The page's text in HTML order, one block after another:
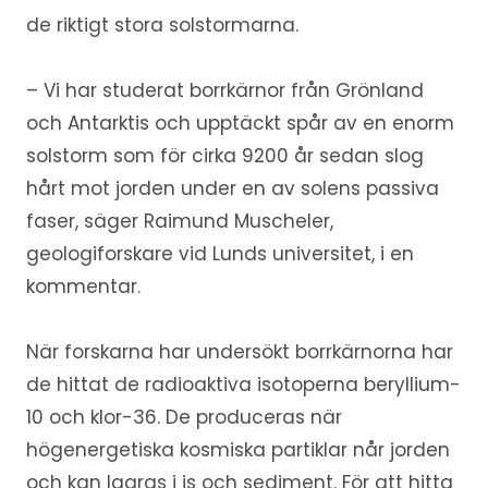
de riktigt stora solstormarna.
– Vi har studerat borrkärnor från Grönland
och Antarktis och upptäckt spår av en enorm
solstorm som för cirka 9200 år sedan slog
hårt mot jorden under en av solens passiva
faser, säger Raimund Muscheler,
geologiforskare vid Lunds universitet, i en
kommentar.
När forskarna har undersökt borrkärnorna har
de hittat de radioaktiva isotoperna beryllium-
10 och klor-36. De produceras när
högenergetiska kosmiska partiklar når jorden
och kan lagras i is och sediment. För att hitta